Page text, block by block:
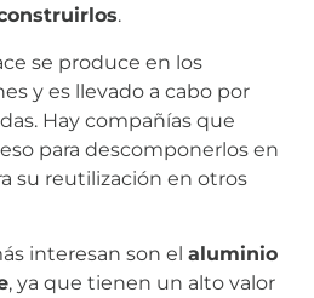
.
se produce en los
y es llevado a cabo por
Hay compañías que
para descomponerlos en
su reutilización en otros
interesan son el aluminio
, ya que tienen un alto valor